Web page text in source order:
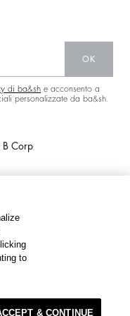
OK
di ba&sh e acconsento a
personalizzate da ba&sh.
Corp
to
& CONTINUE